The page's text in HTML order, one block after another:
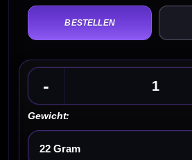
-
Gewicht:
Kies een optie